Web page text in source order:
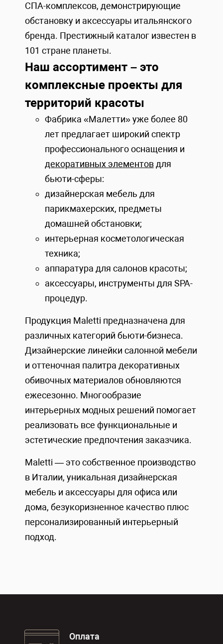
СПА-комплексов, демонстрирующие
обстановку и аксессуары итальянского
бренда. Престижный каталог известен в
101 стране планеты.
Наш ассортимент – это
комплексные проекты для
территорий красоты
Фабрика «Малетти» уже более 80
лет предлагает широкий спектр
профессионального оснащения и
декоративных элементовдля
бьюти-сферы:
дизайнерская мебель для
парикмахерских, предметы
домашней обстановки;
интерьерная косметологическая
техника;
аппаратура для салонов красоты;
аксессуары, инструменты для SPA-
процедур.
Продукция Maletti предназначена для
различных категорий бьюти-бизнеса.
Дизайнерские линейки салонной мебели
и оттеночная палитра декоративных
обивочных материалов обновляются
ежесезонно. Многообразие
интерьерных модных решений помогает
реализовать все функциональные и
эстетические предпочтения заказчика.
Maletti — это собственное производство
в Италии, уникальная дизайнерская
мебель и аксессуары для офиса или
дома, безукоризненное качество плюс
персонализированный интерьерный
подход.
Оплата